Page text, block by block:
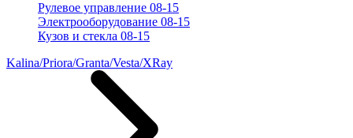
Рулевое управление 08-15
Электрооборудование 08-15
Кузов и стекла 08-15
Kalina/Priora/Granta/Vesta/XRay